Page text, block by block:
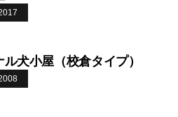
犬小屋（校倉タイプ）